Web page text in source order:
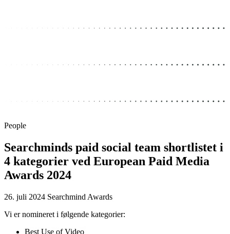
People
Searchminds paid social team shortlistet i
4 kategorier ved European Paid Media
Awards 2024
26. juli 2024 SearchmindAwards